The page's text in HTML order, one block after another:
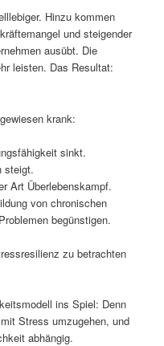
Hinzu kommen
und steigender
ausübt. Die
leisten. Das Resultat:
krank:
sinkt.
steigt.
Art Überlebenskampf.
von chronischen
begünstigen.
zu betrachten
ins Spiel: Denn
Stress umzugehen, und
abhängig.